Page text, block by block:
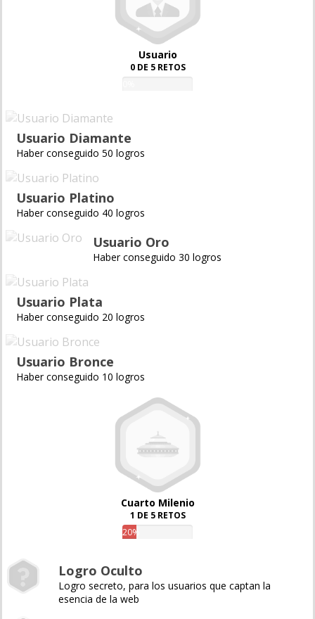
Usuario
0 DE 5 RETOS
Usuario Diamante
Haber conseguido 50 logros
Usuario Platino
Haber conseguido 40 logros
Usuario Oro
Haber conseguido 30 logros
Usuario Plata
Haber conseguido 20 logros
Usuario Bronce
Haber conseguido 10 logros
Cuarto Milenio
1 DE 5 RETOS
20%
Logro Oculto
Logro secreto, para los usuarios que captan la
esencia de la web